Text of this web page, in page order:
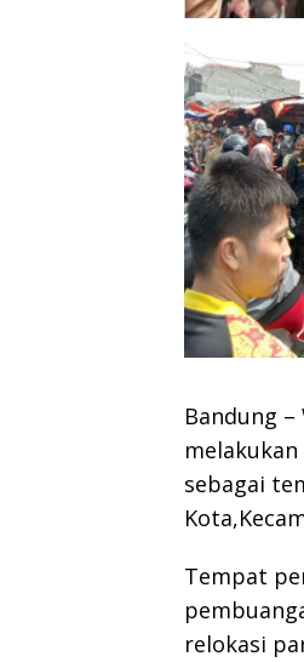
Bandung
sebagai
Tempat
relokasi